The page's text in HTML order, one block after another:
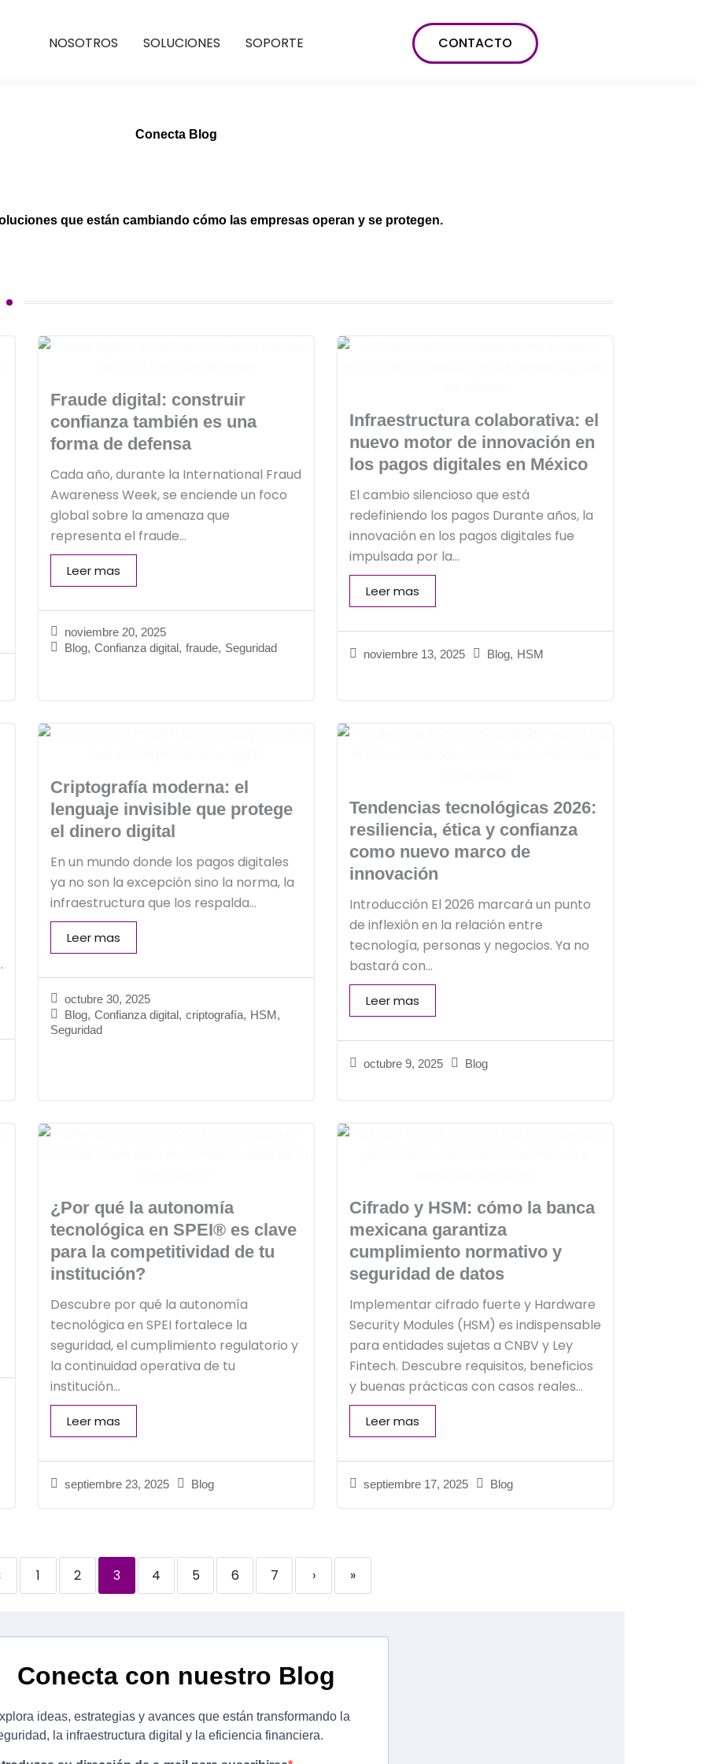
NOSOTROS SOLUCIONES SOPORTE CONTACTO
Conecta Blog
que están cambiando cómo las empresas operan y se protegen.
Fraude digital: construir
confianza también es una
forma de defensa
noviembre 20, 2025
Blog, Confianza digital, fraude, Seguridad
Cada año, durante la International Fraud
Awareness Week, se enciende un foco
global sobre la amenaza que
representa el fraude...
Leer mas
Infraestructura colaborativa: el
nuevo motor de innovación en
los pagos digitales en México
noviembre 13, 2025 Blog, HSM
El cambio silencioso que está
redefiniendo los pagos Durante años, la
innovación en los pagos digitales fue
impulsada por la...
Leer mas
Criptografía moderna: el
lenguaje invisible que protege
el dinero digital
octubre 30, 2025
Blog, Confianza digital, criptografía, HSM,
Seguridad
En un mundo donde los pagos digitales
ya no son la excepción sino la norma, la
infraestructura que los respalda...
Leer mas
Tendencias tecnológicas 2026:
resiliencia, ética y confianza
como nuevo marco de
innovación
octubre 9, 2025 Blog
Introducción El 2026 marcará un punto
de inflexión en la relación entre
tecnología, personas y negocios. Ya no
bastará con...
Leer mas
¿Por qué la autonomía
tecnológica en SPEI® es clave
para la competitividad de tu
institución?
septiembre 23, 2025 Blog
Descubre por qué la autonomía
tecnológica en SPEI fortalece la
seguridad, el cumplimiento regulatorio y
la continuidad operativa de tu
institución...
Leer mas
Cifrado y HSM: cómo la banca
mexicana garantiza
cumplimiento normativo y
seguridad de datos
septiembre 17, 2025 Blog
Implementar cifrado fuerte y Hardware
Security Modules (HSM) es indispensable
para entidades sujetas a CNBV y Ley
Fintech. Descubre requisitos, beneficios
y buenas prácticas con casos reales...
Leer mas
1 2 3 4 5 6 7 › »
Conecta con nuestro Blog
ideas, estrategias y avances que están transformando la
la infraestructura digital y la eficiencia financiera.